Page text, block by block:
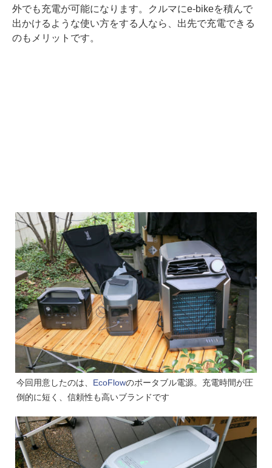
外でも充電が可能になります。クルマにe-bikeを積んで
出かけるような使い方をする人なら、出先で充電できる
のもメリットです。
今回用意したのは、 EcoFlowのポータブル電源。充電時間が圧
倒的に短く、信頼性も高いブランドです